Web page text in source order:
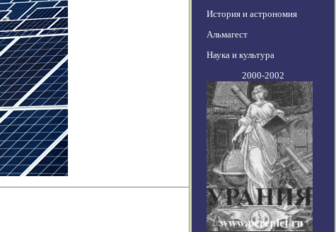
История и астрономия
Альмагест
Наука и культура
2000-2002